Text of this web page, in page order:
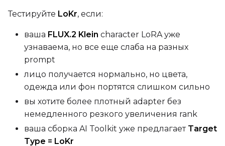
ToggleSkip First Sample
Skip First Sample
ToggleForce First
Force First Sample
Тестируйте LoKr, если:
ваша FLUX.2 Klein character LoRA уже
узнаваема, но все еще слаба на разных
prompt
лицо получается нормально, но цвета,
одежда или фон портятся слишком сильно
вы хотите более плотный adapter без
немедленного резкого увеличения rank
ваша сборка AI Toolkit уже предлагает Target
Type = LoKr